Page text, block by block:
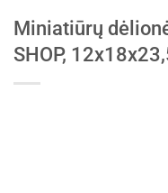
Miniatiūrų
SHOP,